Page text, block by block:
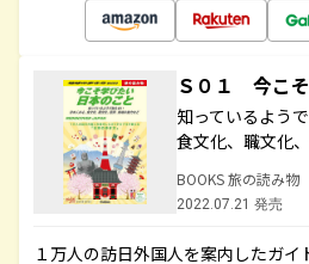
Ｓ０１ 今こ
知っているよう
食文化、職文化
BOOKS 旅の読み物
2022.07.21 発売
１万人の訪日外国人を案内したガ